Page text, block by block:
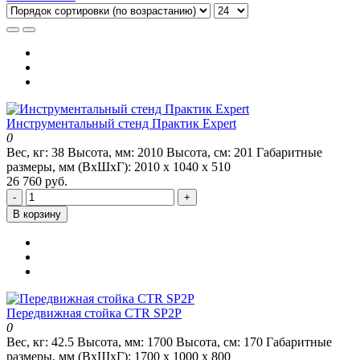
Инструментальный стенд Практик Expert
0
Вес, кг: 38 Высота, мм: 2010 Высота, см: 201 Габаритные
размеры, мм (ВхШхГ): 2010 х 1040 х 510
26 760 руб.
-
+
В корзину
Передвижная стойка CTR SP2P
0
Вес, кг: 42.5 Высота, мм: 1700 Высота, см: 170 Габаритные
размеры, мм (ВхШхГ): 1700 х 1000 х 800